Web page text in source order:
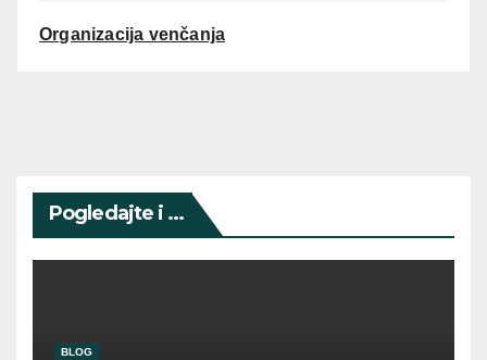
Organizacija venčanja
Pogledajte i ...
BLOG